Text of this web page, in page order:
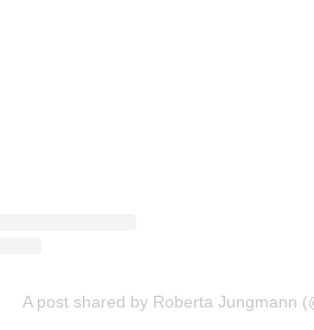
A post shared by Roberta Jungmann